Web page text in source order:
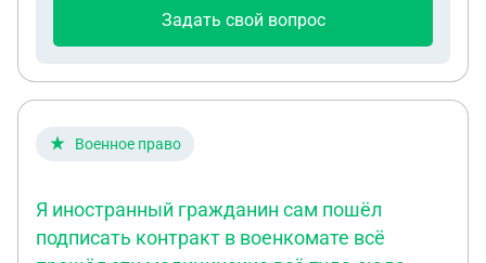
Задать свой вопрос
Военное право
Я иностранный гражданин сам пошёл
подписать контракт в военкомате всё